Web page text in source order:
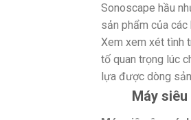
Sonoscape hầu
sản phẩm của các
Xem xem xét tình
tố quan trọng lúc
lựa được dòng
Máy